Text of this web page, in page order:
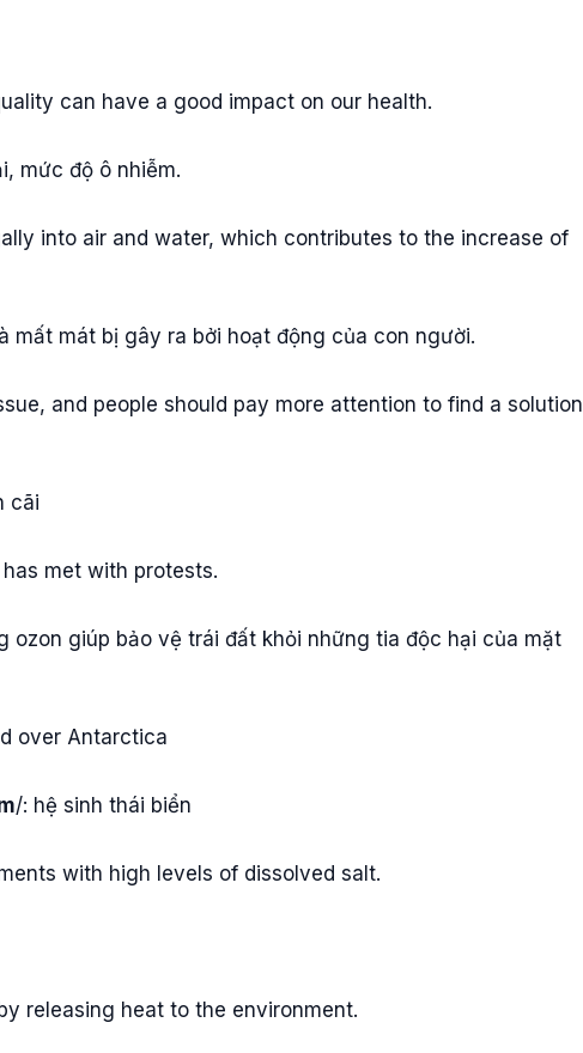
can have a good impact on our health.
mức độ ô nhiễm.
into air and water, which contributes to the increase of
mất mát bị gây ra bởi hoạt động của con người.
and people should pay more attention to find a solution
cãi
met with protests.
ozon giúp bảo vệ trái đất khỏi những tia độc hại của mặt
over Antarctica
/: hệ sinh thái biển
with high levels of dissolved salt.
releasing heat to the environment.